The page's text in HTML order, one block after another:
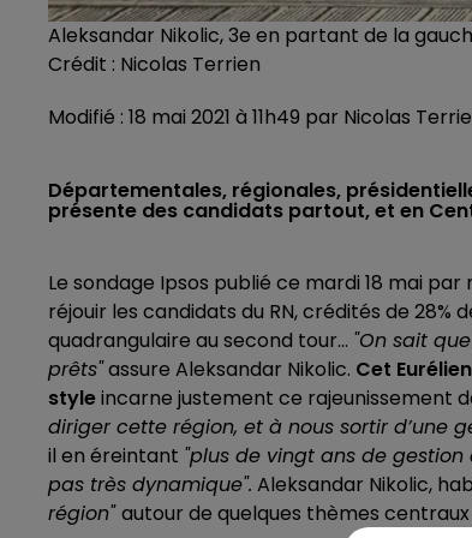
Aleksandar Nikolic, 3e en partant de la
Crédit : Nicolas Terrien
Modifié : 18 mai 2021 à 11h49 par Nicolas
Départementales, régionales,
présente des candidats partout, et en
Le sondage Ipsos publié ce mardi 18 mai
réjouir les candidats du RN, crédités de
quadrangulaire au second tour... "On sait
prêts"assure Aleksandar Nikolic. Cet
styleincarne justement ce rajeunissement
diriger cette région, et à nous sortir d’une
il en éreintant "plus de vingt ans de
pas très dynamique". Aleksandar Nikolic,
région"autour de quelques thèmes